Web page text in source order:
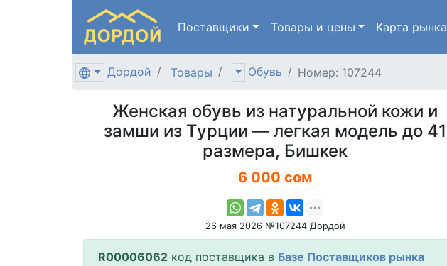
Поставщики Товары и цены Карта рынка
Дордой Товары Обувь Номер: 107244
Женская обувь из натуральной кожи и
замши из Турции — легкая модель до 41
размера, Бишкек
6 000 сом
26 мая 2026 №107244 Дордой
R00006062 код поставщика в Базе Поставщиков рынка